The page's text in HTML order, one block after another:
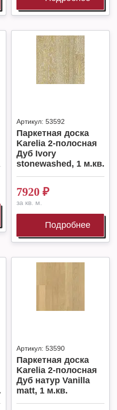
Артикул: 53592
Паркетная доска
Karelia 2-полосная
Дуб Ivory
stonewashed, 1 м.кв.
7920 ₽
за кв. м.
Подробнее
Артикул: 53590
Паркетная доска
Karelia 2-полосная
Дуб натур Vanilla
matt, 1 м.кв.